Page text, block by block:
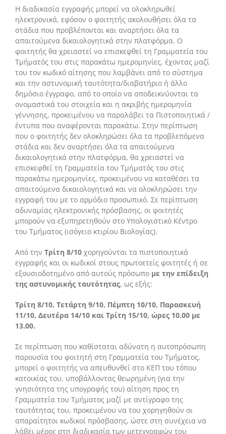
Η διαδικασία εγγραφής μπορεί να ολοκληρωθεί
ηλεκτρονικά, εφόσον ο φοιτητής ακολουθήσει όλα τα
στάδια που προβλέπονται και αναρτήσει όλα τα
απαιτούμενα δικαιολογητικά στην πλατφόρμα. Ο
φοιτητής θα χρειαστεί να επισκεφθεί τη Γραμματεία του
Τμήματός του στις παρακάτω ημερομηνίες, έχοντας μαζί
του τον κωδικό αίτησης που λαμβάνει από το σύστημα
και την αστυνομική ταυτότητα/διαβατήριο ή άλλο
δημόσιο έγγραφο, από το οποίο να αποδεικνύονται τα
ονομαστικά του στοιχεία και η ακριβής ημερομηνία
γέννησης, προκειμένου να παραλάβει τα Πιστοποιητικά /
έντυπα που αναφέρονται παρακάτω. Στην περίπτωση
που ο φοιτητής δεν ολοκληρώσει όλα τα προβλεπόμενα
στάδια και δεν αναρτήσει όλα τα απαιτούμενα
δικαιολογητικά στην πλατφόρμα, θα χρειαστεί να
επισκεφθεί τη Γραμματεία του Τμήματός του στις
παρακάτω ημερομηνίες, προκειμένου να καταθέσει τα
απαιτούμενα δικαιολογητικά και να ολοκληρώσει την
εγγραφή του με το αρμόδιο προσωπικό. Σε περίπτωση
αδυναμίας ηλεκτρονικής πρόσβασης, οι φοιτητές
μπορούν να εξυπηρετηθούν στο Υπολογιστικό Κέντρο
του Τμήματος (ισόγειο κτιρίου Βιολογίας).
Από την Τρίτη 8/10 χορηγούνται τα πιστοποιητικά
εγγραφής και οι κωδικοί στους πρωτοετείς φοιτητές ή σε
εξουσιοδοτημένο από αυτούς πρόσωπο με την επίδειξη
της αστυνομικής ταυτότητας, ως εξής:
Τρίτη 8/10, Τετάρτη 9/10, Πέμπτη 10/10, Παρασκευή
11/10, Δευτέρα 14/10 και Τρίτη 15/10, ώρες 10.00 με
13.00.
Σε περίπτωση που καθίσταται αδύνατη η αυτοπρόσωπη
παρουσία του φοιτητή στη Γραμματεία του Τμήματος,
μπορεί ο φοιτητής να απευθυνθεί στο ΚΕΠ του τόπου
κατοικίας του, υποβάλλοντας θεωρημένη (για την
γνησιότητα της υπογραφής του) αίτηση προς τη
Γραμματεία του Τμήματος μαζί με αντίγραφο της
ταυτότητας του, προκειμένου να του χορηγηθούν οι
απαραίτητοι κωδικοί πρόσβασης, ώστε στη συνέχεια να
λάβει μέρος στη διαδικασία των μετεγγραφών του